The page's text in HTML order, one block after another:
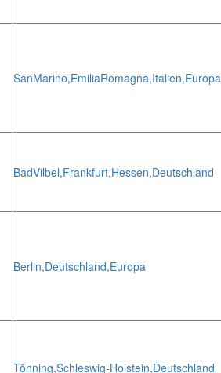
SanMarino,EmiliaRomagna,Italien,Europa
BadVilbel,Frankfurt,Hessen,Deutschland
Berlin,Deutschland,Europa
Tönning,Schleswig-Holstein,Deutschland